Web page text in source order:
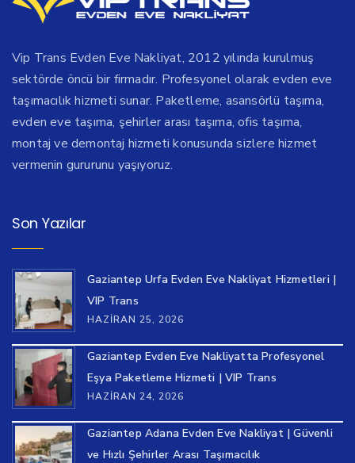
Vip Trans Evden Eve Nakliyat, 2012 yılında kurulmuş
sektörde öncü bir firmadır. Profesyonel olarak evden eve
taşımacılık hizmeti sunar. Paketleme, asansörlü taşıma,
evden eve taşıma, şehirler arası taşıma, ofis taşıma,
montaj ve demontaj hizmeti konusunda sizlere hizmet
vermenin gururunu yaşıyoruz.
Son Yazılar
Gaziantep Urfa Evden Eve Nakliyat Hizmetleri |
VIP Trans
HAZIRAN 25, 2026
Gaziantep Evden Eve Nakliyatta Profesyonel
Eşya Paketleme Hizmeti | VIP Trans
HAZIRAN 24, 2026
Gaziantep Adana Evden Eve Nakliyat | Güvenli
ve Hızlı Şehirler Arası Taşımacılık